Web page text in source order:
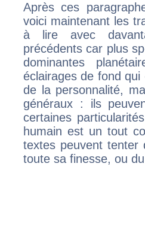
Après ces
voici maintenant les
à lire avec
précédents car plus
dominantes
éclairages de fond
de la personnalité,
généraux : ils
certaines
humain est un tout
textes peuvent tenter
toute sa finesse, ou